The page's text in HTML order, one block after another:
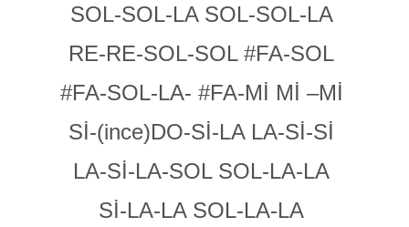
SOL-SOL-LA SOL-SOL-LA
RE-RE-SOL-SOL #FA-SOL
#FA-SOL-LA- #FA-Mİ Mİ –Mİ
Sİ-(ince)DO-Sİ-LA LA-Sİ-Sİ
LA-Sİ-LA-SOL SOL-LA-LA
Sİ-LA-LA SOL-LA-LA